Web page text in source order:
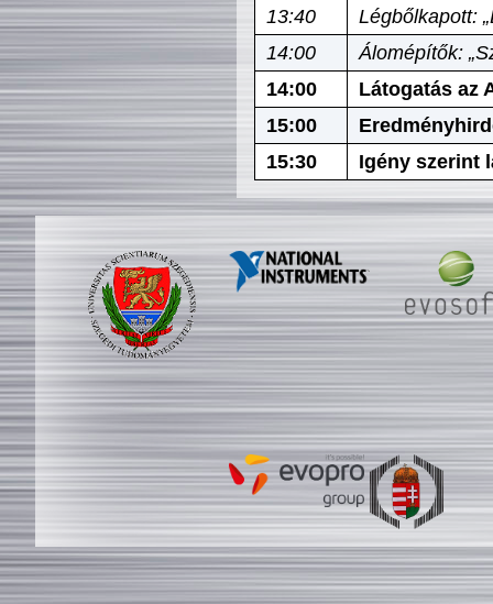
13:40
Légbőlkapott:
14:00
Álomépítők:
14:00
Látogatás az
15:00
15:30
Igény szerint